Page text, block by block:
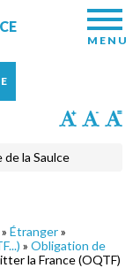
MENU
la Saulce
» Étranger»
» Obligation de
la France (OQTF)